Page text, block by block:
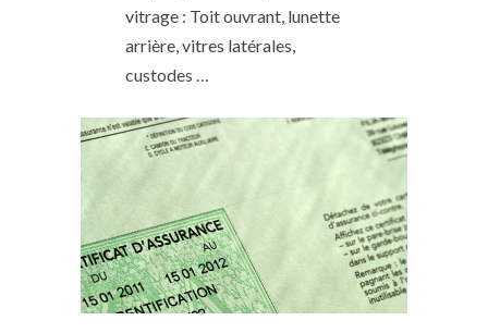
vitrage : Toit ouvrant, lunette
arrière, vitres latérales,
custodes …